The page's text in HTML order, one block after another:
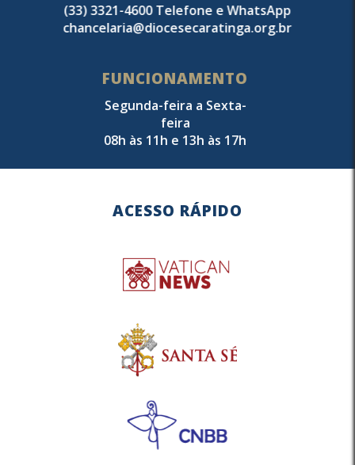
(33) 3321-4600 Telefone e WhatsApp
chancelaria@diocesecaratinga.org.br
FUNCIONAMENTO
Segunda-feira a Sexta-
feira
08h às 11h e 13h às 17h
ACESSO RÁPIDO